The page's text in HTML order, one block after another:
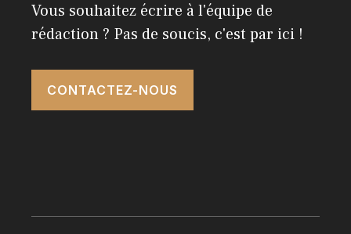
Vous souhaitez écrire à l'équipe de
rédaction ? Pas de soucis, c'est par ici !
CONTACTEZ-NOUS